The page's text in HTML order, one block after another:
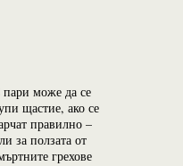
може да се
щастие, ако се
правилно –
за ползата от
грехове